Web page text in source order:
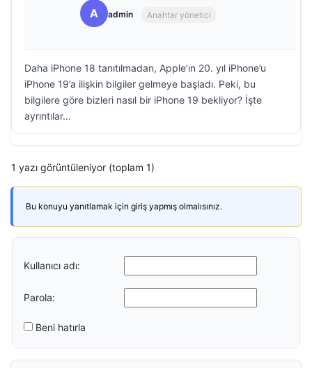
A admin Anahtar yönetici
Daha iPhone 18 tanıtılmadan, Apple’ın 20. yıl iPhone’u
iPhone 19’a ilişkin bilgiler gelmeye başladı. Peki, bu
bilgilere göre bizleri nasıl bir iPhone 19 bekliyor? İşte
ayrıntılar…
1 yazı görüntüleniyor (toplam 1)
Bu konuyu yanıtlamak için giriş yapmış olmalısınız.
Kullanıcı adı:
Parola:
Beni hatırla